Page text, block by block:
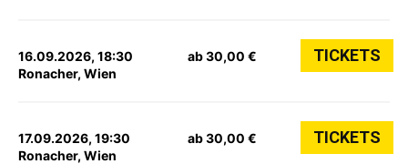
16.09.2026, 18:30
Ronacher, Wien
ab 30,00 € TICKETS
17.09.2026, 19:30
Ronacher, Wien
ab 30,00 € TICKETS